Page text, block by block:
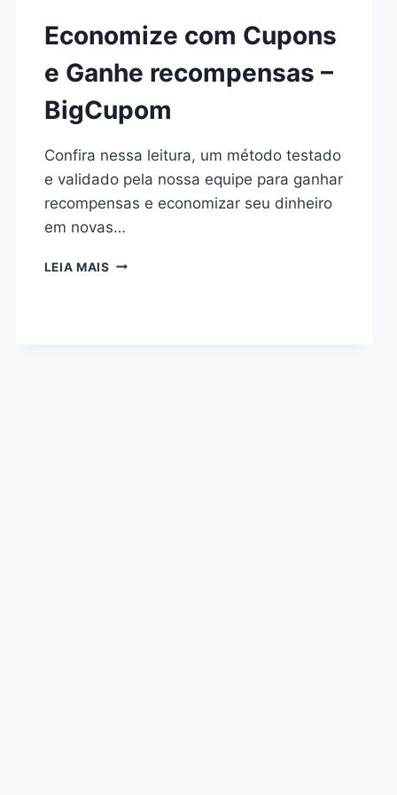
Economize com Cupons
e Ganhe recompensas –
BigCupom
Confira nessa leitura, um método testado
e validado pela nossa equipe para ganhar
recompensas e economizar seu dinheiro
em novas…
LEIA MAIS